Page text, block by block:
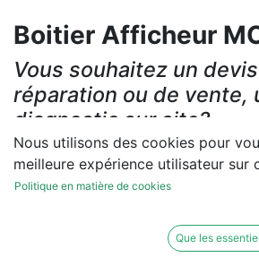
Boitier Afficheur
Vous souhaitez un
réparation ou de vente,
diagnostic sur site?
Contactez-nous
Les réparations et les ventes sont
Nous utilisons des cookies pour
meilleure expérience utilisateur sur
Politique en matière de cookies
Que les